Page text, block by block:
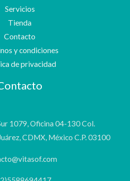
Servicios
Tienda
Contacto
y condiciones
de privacidad
1079, Oficina 04-130 Col.
CDMX, México C.P. 03100